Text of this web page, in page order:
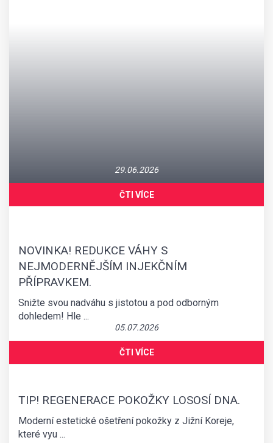
Estetická, plastická a laserová chirurgie
VÍCE
29.06.2026
ČTI VÍCE
05.07.2026
NOVINKA! REDUKCE VÁHY S
NEJMODERNĚJŠÍM INJEKČNÍM
PŘÍPRAVKEM.
Snižte svou nadváhu s jistotou a pod odborným
dohledem! Hle ...
ČTI VÍCE
TIP! REGENERACE POKOŽKY LOSOSÍ DNA.
Moderní estetické ošetření pokožky z Jižní Koreje,
které vyu ...